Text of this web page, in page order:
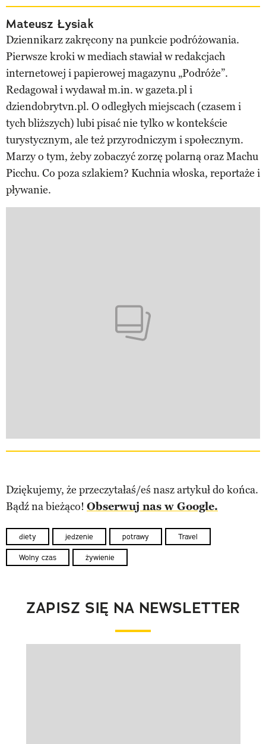
Mateusz Łysiak
Dziennikarz zakręcony na punkcie podróżowania.
Pierwsze kroki w mediach stawiał w redakcjach
internetowej i papierowej magazynu „Podróże”.
Redagował i wydawał m.in. w gazeta.pl i
dziendobrytvn.pl. O odległych miejscach (czasem i
tych bliższych) lubi pisać nie tylko w kontekście
turystycznym, ale też przyrodniczym i społecznym.
Marzy o tym, żeby zobaczyć zorzę polarną oraz Machu
Picchu. Co poza szlakiem? Kuchnia włoska, reportaże i
pływanie.
Dziękujemy, że przeczytałaś/eś nasz artykuł do końca.
Bądź na bieżąco! Obserwuj nas w Google.
diety jedzenie potrawy Travel
Wolny czas żywienie
ZAPISZ SIĘ NA NEWSLETTER